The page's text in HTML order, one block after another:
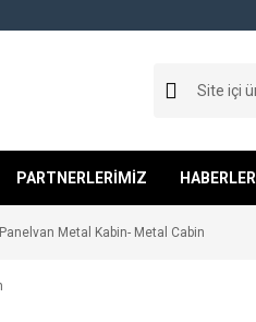
PARTNERLERİMİZ HABERLER
Panelvan Metal Kabin- Metal Cabin